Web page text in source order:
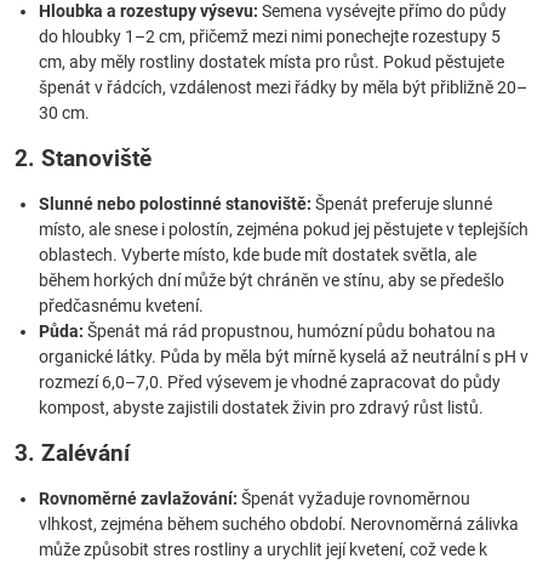
Hloubka a rozestupy výsevu: Semena vysévejte přímo do půdy
do hloubky 1–2 cm, přičemž mezi nimi ponechejte rozestupy 5
cm, aby měly rostliny dostatek místa pro růst. Pokud pěstujete
špenát v řádcích, vzdálenost mezi řádky by měla být přibližně 20–
30 cm.
2. Stanoviště
Slunné nebo polostinné stanoviště: Špenát preferuje slunné
místo, ale snese i polostín, zejména pokud jej pěstujete v teplejších
oblastech. Vyberte místo, kde bude mít dostatek světla, ale
během horkých dní může být chráněn ve stínu, aby se předešlo
předčasnému kvetení.
Půda: Špenát má rád propustnou, humózní půdu bohatou na
organické látky. Půda by měla být mírně kyselá až neutrální s pH v
rozmezí 6,0–7,0. Před výsevem je vhodné zapracovat do půdy
kompost, abyste zajistili dostatek živin pro zdravý růst listů.
3. Zalévání
Rovnoměrné zavlažování: Špenát vyžaduje rovnoměrnou
vlhkost, zejména během suchého období. Nerovnoměrná zálivka
může způsobit stres rostliny a urychlit její kvetení, což vede k